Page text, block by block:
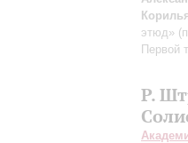
этюд»
Первой
Р.